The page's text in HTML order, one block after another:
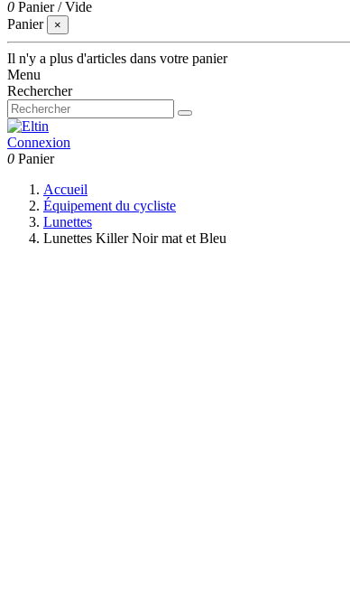
0 Panier /Vide
Panier
×
Il n'y a plus d'articles dans votre panier
Menu
Rechercher
Connexion
0 Panier
Accueil
Équipement du cycliste
Lunettes
Lunettes Killer Noir mat et Bleu